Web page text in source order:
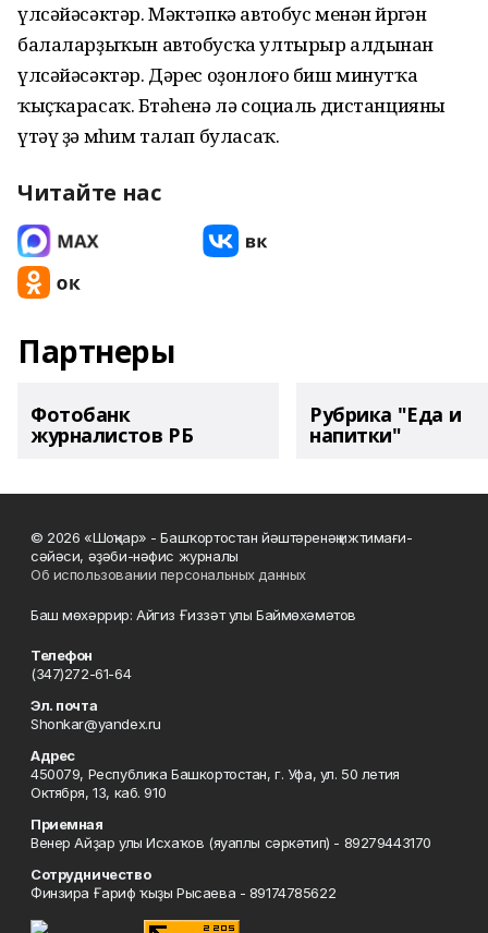
үлсәйәсәктәр. Мәктәпкә автобус менән йөрөгән
балаларҙыҡын автобусҡа ултырыр алдынан
үлсәйәсәктәр. Дәрес оҙонлоғо биш минутҡа
ҡыҫҡарасаҡ. Бөтәһенә лә социаль дистанцияны
үтәү ҙә мөһим талап буласаҡ.
Читайте нас
Партнеры
Фотобанк
журналистов РБ
Рубрика "Еда и
напитки"
© 2026 «Шоңҡар» - Башҡортостан йәштәренәң ижтимағи-
сәйәси, әҙәби-нәфис журналы
Об использовании персональных данных
Баш мөхәррир: Айгиз Ғиззәт улы Баймөхәмәтов
Телефон
(347)272-61-64
Эл. почта
Shonkar@yandex.ru
Адрес
450079, Республика Башкортостан, г. Уфа, ул. 50 летия
Октября, 13, каб. 910
Приемная
Венер Айҙар улы Исхаҡов (яуаплы сәркәтип) - 89279443170
Сотрудничество
Финзира Ғариф ҡыҙы Рысаева - 89174785622